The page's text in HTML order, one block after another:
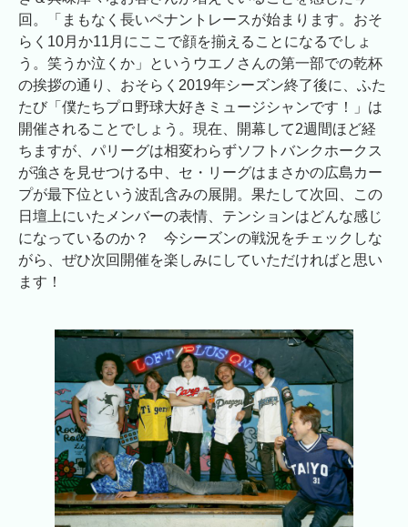
回。「まもなく長いペナントレースが始まります。おそ
らく10月か11月にここで顔を揃えることになるでしょ
う。笑うか泣くか」というウエノさんの第一部での乾杯
の挨拶の通り、おそらく2019年シーズン終了後に、ふた
たび「僕たちプロ野球大好きミュージシャンです！」は
開催されることでしょう。現在、開幕して2週間ほど経
ちますが、パリーグは相変わらずソフトバンクホークス
が強さを見せつける中、セ・リーグはまさかの広島カー
プが最下位という波乱含みの展開。果たして次回、この
日壇上にいたメンバーの表情、テンションはどんな感じ
になっているのか？ 今シーズンの戦況をチェックしな
がら、ぜひ次回開催を楽しみにしていただければと思い
ます！